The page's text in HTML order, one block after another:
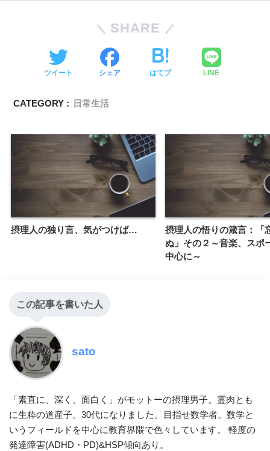
SHARE
ツイート シェア はてブ LINE
CATEGORY : 日常生活
摂理人の独り言、気がつけば…
摂理人の悟りの箴言：「
ぬ」その２～音楽、スポ
中心に～
この記事を書いた人
sato
「素直に、深く、面白く」がモットーの摂理男子。霊肉とも
に生粋の道産子。30代になりました。目指せ数学者。数学と
いうフィールドを中心に教育界隈で色々しています。 軽度の
発達障害(ADHD・PD)&HSP傾向あり。